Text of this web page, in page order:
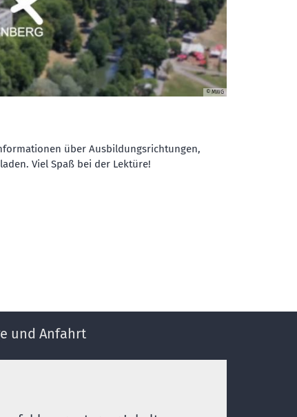
© MWG
über Ausbildungsrichtungen,
Viel Spaß bei der Lektüre!
und Anfahrt